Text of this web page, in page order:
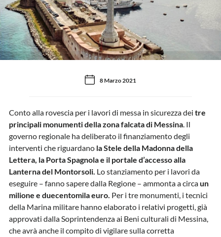
8 Marzo 2021
Conto alla rovescia per i lavori di messa in sicurezza dei tre
principali monumenti della zona falcata di Messina. Il
governo regionale ha deliberato il finanziamento degli
interventi che riguardanola Stele della Madonna della
Lettera, la Porta Spagnola e il portale d’accesso alla
Lanterna del Montorsoli. Lo stanziamento per i lavori da
eseguire – fanno sapere dalla Regione – ammonta a circaun
milione e duecentomila euro. Per i tre monumenti, i tecnici
della Marina militare hanno elaborato i relativi progetti, già
approvati dalla Soprintendenza ai Beni culturali di Messina,
che avrà anche il compito di vigilare sulla corretta